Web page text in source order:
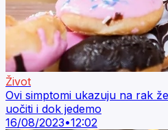
Život
Ovi simptomi ukazuju na rak
uočiti i dok jedemo
16/08/2023•12:02